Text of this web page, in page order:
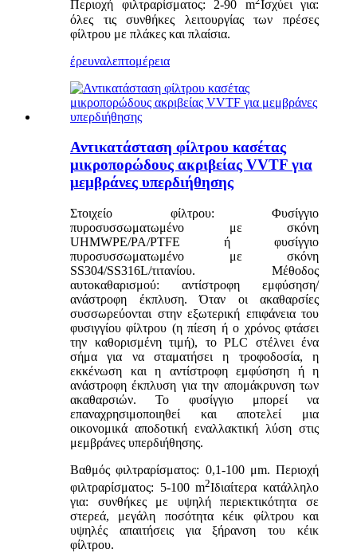
Περιοχή φιλτραρίσματος: 2-90 m Ισχύει για:
όλες τις συνθήκες λειτουργίας των πρέσες
φίλτρου με πλάκες και πλαίσια.
έρευναλεπτομέρεια
Αντικατάσταση φίλτρου κασέτας
μικροπορώδους ακριβείας VVTF για
μεμβράνες υπερδιήθησης
Στοιχείο φίλτρου: Φυσίγγιο
πυροσυσσωματωμένο με σκόνη
UHMWPE/PA/PTFE ή φυσίγγιο
πυροσυσσωματωμένο με σκόνη
SS304/SS316L/τιτανίου. Μέθοδος
αυτοκαθαρισμού: αντίστροφη εμφύσηση/
ανάστροφη έκπλυση. Όταν οι ακαθαρσίες
συσσωρεύονται στην εξωτερική επιφάνεια του
φυσιγγίου φίλτρου (η πίεση ή ο χρόνος φτάσει
την καθορισμένη τιμή), το PLC στέλνει ένα
σήμα για να σταματήσει η τροφοδοσία, η
εκκένωση και η αντίστροφη εμφύσηση ή η
ανάστροφη έκπλυση για την απομάκρυνση των
ακαθαρσιών. Το φυσίγγιο μπορεί να
επαναχρησιμοποιηθεί και αποτελεί μια
οικονομικά αποδοτική εναλλακτική λύση στις
μεμβράνες υπερδιήθησης.
Βαθμός φιλτραρίσματος: 0,1-100 μm. Περιοχή
φιλτραρίσματος: 5-100 m2Ιδιαίτερα κατάλληλο
για: συνθήκες με υψηλή περιεκτικότητα σε
στερεά, μεγάλη ποσότητα κέικ φίλτρου και
υψηλές απαιτήσεις για ξήρανση του κέικ
φίλτρου.